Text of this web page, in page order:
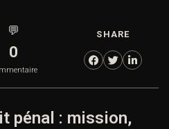
💬
0
SHARE
pénal : mission,